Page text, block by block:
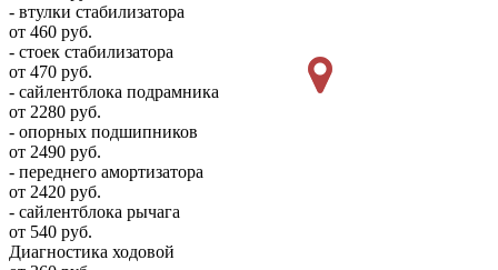
- втулки стабилизатора
от 460 руб.
- стоек стабилизатора
от 470 руб.
- сайлентблока подрамника
от 2280 руб.
- опорных подшипников
от 2490 руб.
- переднего амортизатора
от 2420 руб.
- сайлентблока рычага
от 540 руб.
Диагностика ходовой